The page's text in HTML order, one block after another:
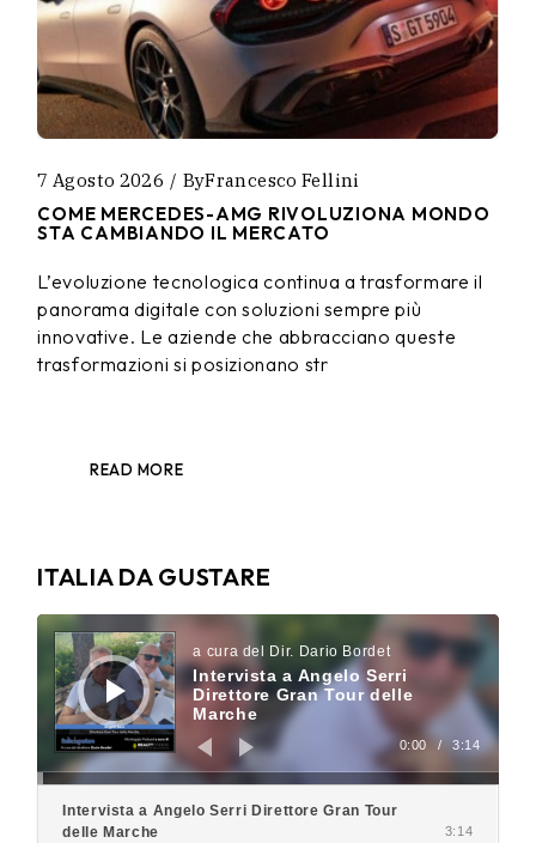
7 Agosto 2026 ByFrancesco Fellini
COME MERCEDES-AMG RIVOLUZIONA MONDO
STA CAMBIANDO IL MERCATO
L’evoluzione tecnologica continua a trasformare il
panorama digitale con soluzioni sempre più
innovative. Le aziende che abbracciano queste
trasformazioni si posizionano str
READ MORE
ITALIA DA GUSTARE
Audio
Player
a cura del Dir. Dario Bordet
Intervista a Angelo Serri
Direttore Gran Tour delle
Marche
0:00 / 3:14
Intervista a Angelo Serri Direttore Gran Tour
delle Marche
3:14